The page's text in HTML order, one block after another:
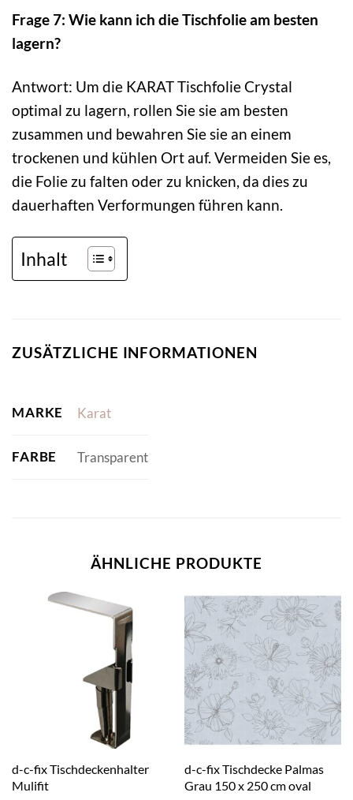
Frage 7: Wie kann ich die Tischfolie am besten
lagern?
Antwort: Um die KARAT Tischfolie Crystal
optimal zu lagern, rollen Sie sie am besten
zusammen und bewahren Sie sie an einem
trockenen und kühlen Ort auf. Vermeiden Sie es,
die Folie zu falten oder zu knicken, da dies zu
dauerhaften Verformungen führen kann.
Inhalt
ZUSÄTZLICHE INFORMATIONEN
MARKE Karat
FARBE Transparent
ÄHNLICHE PRODUKTE
d-c-fix Tischdeckenhalter
Mulifit
d-c-fix Tischdecke Palmas
Grau 150 x 250 cm oval